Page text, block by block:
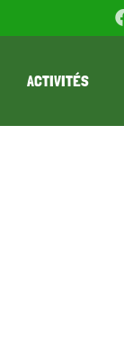
ACTIVITÉS